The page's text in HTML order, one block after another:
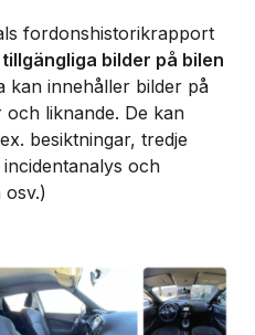
fordonshistorikrapport
bilder på bilen
kan innehåller bilder på
och liknande. De kan
besiktningar, tredje
och